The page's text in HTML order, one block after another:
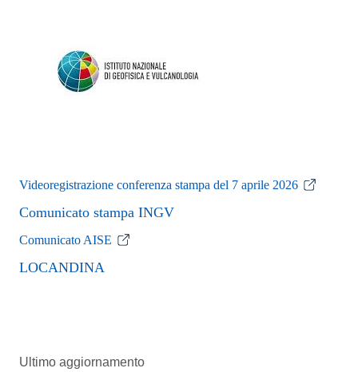
Videoregistrazione conferenza stampa del 7 aprile 2026
Comunicato stampa INGV
Comunicato AISE
LOCANDINA
Ultimo aggiornamento